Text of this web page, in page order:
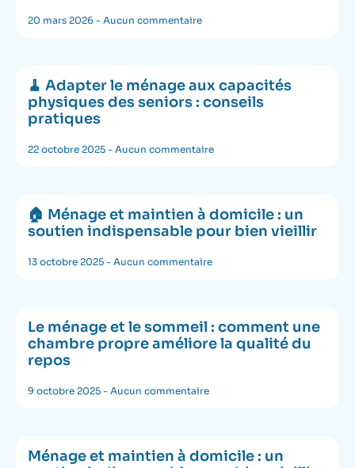
20 mars 2026 Aucun commentaire
🧹 Adapter le ménage aux capacités
physiques des seniors : conseils
pratiques
22 octobre 2025 Aucun commentaire
🏠 Ménage et maintien à domicile : un
soutien indispensable pour bien vieillir
13 octobre 2025 Aucun commentaire
Le ménage et le sommeil : comment une
chambre propre améliore la qualité du
repos
9 octobre 2025 Aucun commentaire
Ménage et maintien à domicile : un